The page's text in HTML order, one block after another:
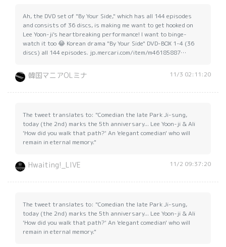
Ah, the DVD set of "By Your Side," which has all 144 episodes
and consists of 36 discs, is making me want to get hooked on
Lee Yoon-ji's heartbreaking performance! I want to binge-
watch it too 😂 Korean drama "By Your Side" DVD-BOX 1-4 (36
discs) all 144 episodes. jp.mercari.com/item/m46185887…
韓国マニアOLミナ 11/3 02:11:20
The tweet translates to: "Comedian the late Park Ji-sung,
today (the 2nd) marks the 5th anniversary... Lee Yoon-ji & Ali
'How did you walk that path?' An 'elegant comedian' who will
remain in eternal memory."
Hwaiting!_LIVE 11/2 09:37:20
The tweet translates to: "Comedian the late Park Ji-sung,
today (the 2nd) marks the 5th anniversary... Lee Yoon-ji & Ali
'How did you walk that path?' An 'elegant comedian' who will
remain in eternal memory."